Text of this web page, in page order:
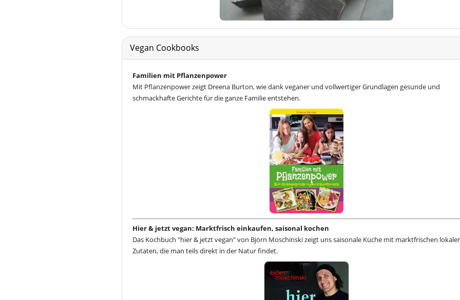
Vegan Cookbooks
Familien mit Pflanzenpower
Mit Pflanzenpower zeigt Dreena Burton, wie dank veganer und vollwertiger Grundlagen gesunde und
schmackhafte Gerichte für die ganze Familie entstehen.
Hier & jetzt vegan: Marktfrisch einkaufen, saisonal kochen
Das Kochbuch "hier & jetzt vegan" von Björn Moschinski zeigt uns saisonale Küche mit marktfrischen
Zutaten, die man teils direkt in der Natur findet.